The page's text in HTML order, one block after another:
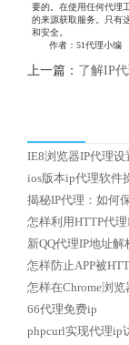
要的。在使用任何代理
的来源获取服务。只有
和安全。
作者：51代理小编
上一篇： 了解IP代理，保护
IE8浏览器IP代理设
ios版本ip代理软件
揭秘IP代理：如何
怎样利用HTTP代
新QQ代理IP地址
怎样防止APP被
怎样在Chrome浏
66代理免费ip
phpcurl实现代理ip